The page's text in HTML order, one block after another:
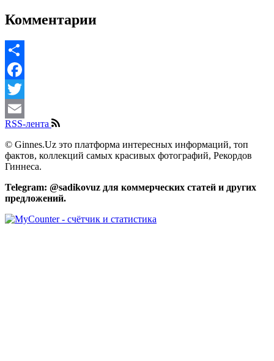
Комментарии
Share
Facebook
Twitter
Email
RSS-лента
© Ginnes.Uz это платформа интересных информаций, топ
фактов, коллекций самых красивых фотографий, Рекордов
Гиннеса.
Telegram: @sadikovuz для коммерческих статей и других
предложений.